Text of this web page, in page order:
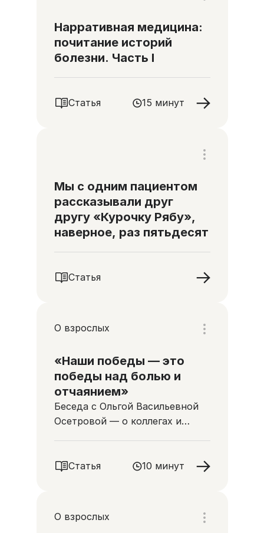
Нарративная медицина:
почитание историй
болезни. Часть I
Статья 15 минут
Мы с одним пациентом
рассказывали друг
другу «Курочку Рябу»,
наверное, раз пятьдесят
Статья
О взрослых
«Наши победы — это
победы над болью и
отчаянием»
Беседа с Ольгой Васильевной
Осетровой — о коллегах и
конце жизни
Статья 10 минут
О взрослых